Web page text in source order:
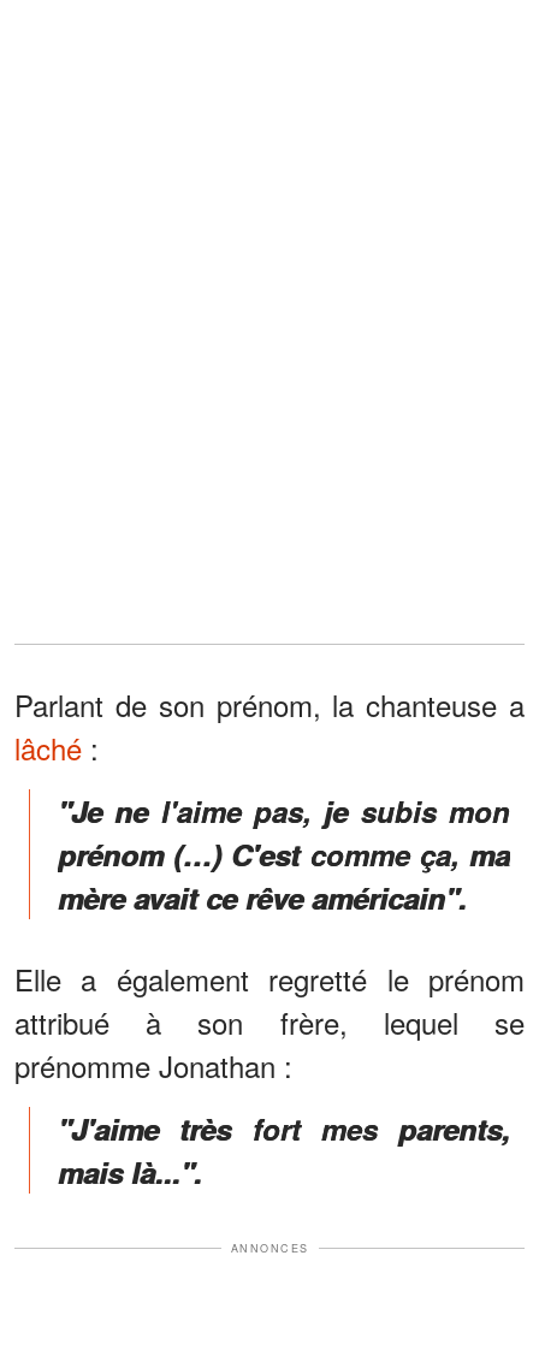
Parlant de son prénom, la chanteuse a
lâché :
"Je ne l'aime pas, je subis mon
prénom (…) C'est comme ça, ma
mère avait ce rêve américain".
Elle a également regretté le prénom
attribué à son frère, lequel se
prénomme Jonathan :
"J'aime très fort mes parents,
mais là...".
ANNONCES